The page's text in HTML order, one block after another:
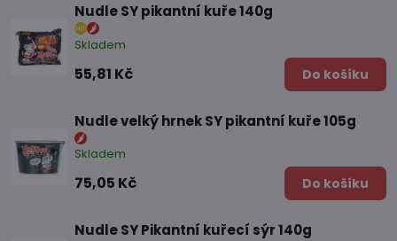
Nudle SY pikantní kuře 140g
Skladem
55,81 Kč Do košíku
Nudle velký hrnek SY pikantní kuře 105g
Skladem
75,05 Kč Do košíku
Nudle SY Pikantní kuřecí sýr 140g